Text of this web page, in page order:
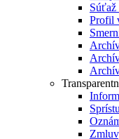
Súťaž
Profil